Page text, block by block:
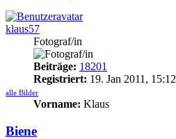
klaus57
Fotograf/in
Beiträge: 18201
Registriert: 19. Jan 2011, 15:12
alle Bilder
Vorname: Klaus
Biene